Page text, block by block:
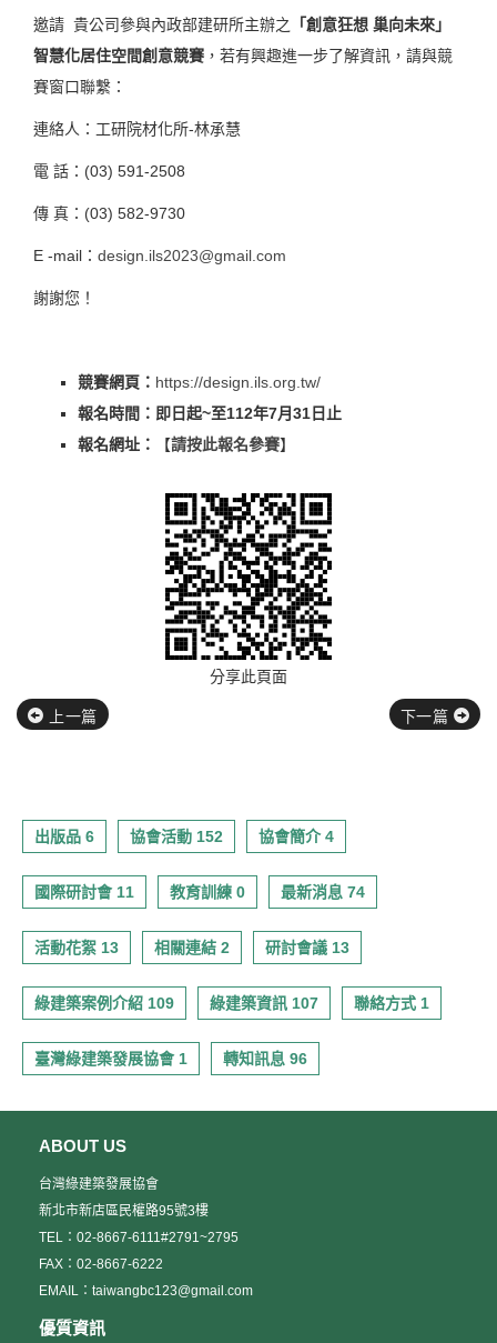
邀請 貴公司參與內政部建研所主辦之 「創意狂想 巢向未來」
智慧化居住空間創意競賽 ，若有興趣進一步了解資訊，請與競
賽窗口聯繫：
連絡人：工研院材化所-林承慧
電 話：(03) 591-2508
傳 真：(03) 582-9730
E -mail： design.ils2023@gmail.com
謝謝您！
競賽網頁： https://design.ils.org.tw/
報名時間：即日起~至112年7月31 日止
報名網址：
【請按此報名參賽】
分享此頁面
上一篇 下一篇
出版品 6 協會活動 152 協會簡介 4
國際研討會 11 教育訓練 0 最新消息 74
活動花絮 13 相關連結 2 研討會議 13
綠建築案例介紹 109 綠建築資訊 107 聯絡方式 1
臺灣綠建築發展協會 1 轉知訊息 96
ABOUT US
台灣綠建築發展協會
新北市新店區民權路95號3樓
TEL：02-8667-6111#2791~2795
FAX：02-8667-6222
EMAIL：taiwangbc123@gmail.com
優質資訊